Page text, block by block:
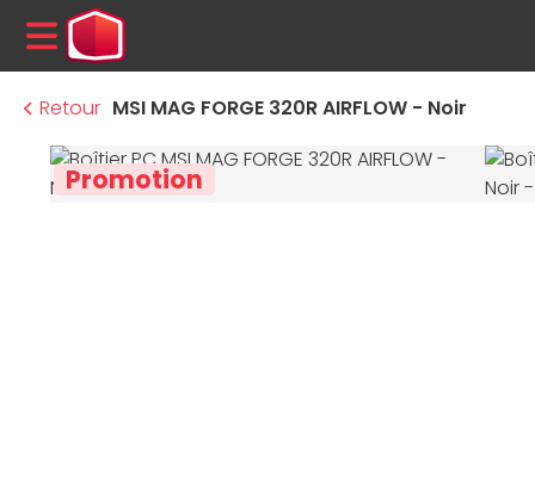
MENU
Retour MSI MAG FORGE 320R AIRFLOW - Noir
Promotion